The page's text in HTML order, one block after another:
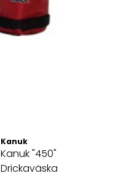
Kanuk
Kanuk "450"
Drickaväska